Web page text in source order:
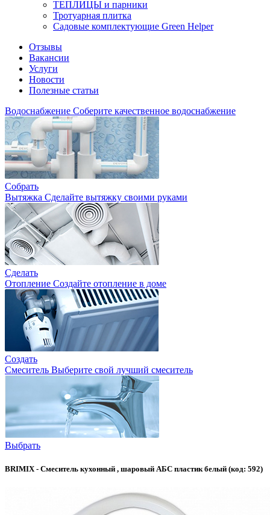
ТЕПЛИЦЫ и парники
Тротуарная плитка
Садовые комплектующие Green Helper
Отзывы
Вакансии
Услуги
Новости
Полезные статьи
Водоснабжение Соберите качественное водоснабжение
Собрать
Вытяжка Сделайте вытяжку своими руками
Сделать
Отопление Создайте отопление в доме
Создать
Смеситель Выберите свой лучший смеситель
Выбрать
BRIMIX - Смеситель кухонный , шаровый АБС пластик белый (код: 592)